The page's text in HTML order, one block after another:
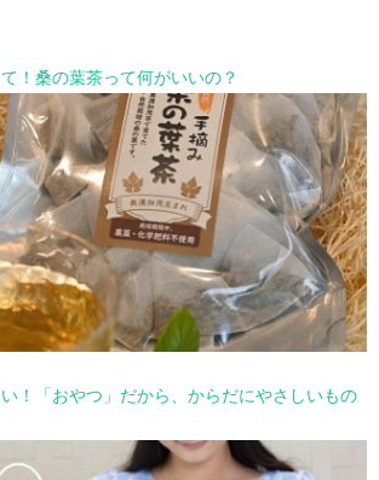
！桑の葉茶って何がいいの？
！「おやつ」だから、からだにやさしいもの